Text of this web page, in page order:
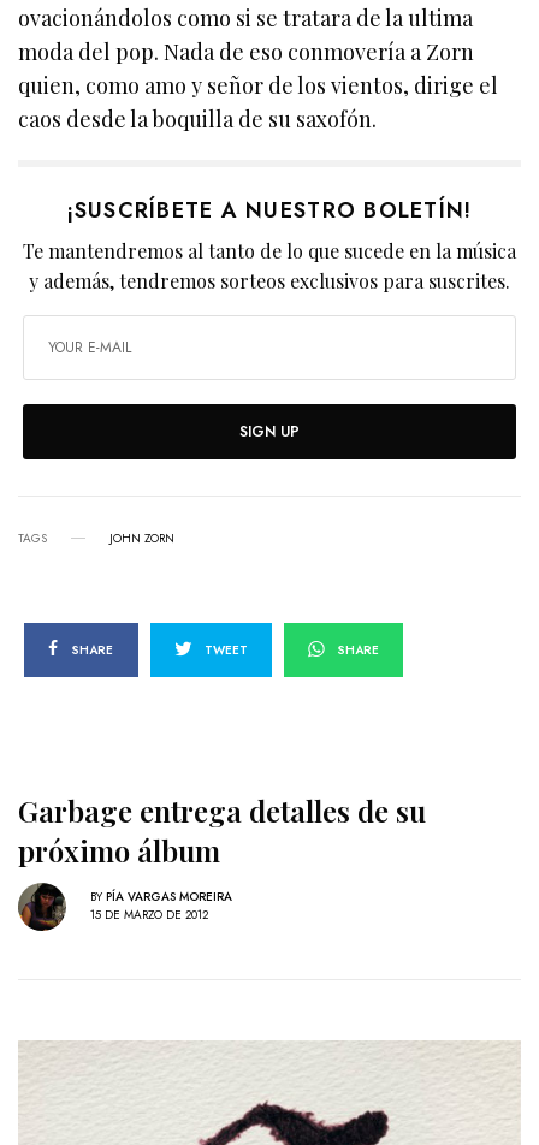
ovacionándolos como si se tratara de la ultima
moda del pop. Nada de eso conmovería a Zorn
quien, como amo y señor de los vientos, dirige el
caos desde la boquilla de su saxofón.
¡SUSCRÍBETE A NUESTRO BOLETÍN!
Te mantendremos al tanto de lo que sucede en la música
y además, tendremos sorteos exclusivos para suscrites.
SIGN UP
TAGS JOHN ZORN
SHARE TWEET SHARE
Garbage entrega detalles de su
próximo álbum
BY PÍA VARGAS MOREIRA
15 DE MARZO DE 2012